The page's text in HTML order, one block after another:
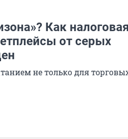
Как налоговая
от серых
не только для